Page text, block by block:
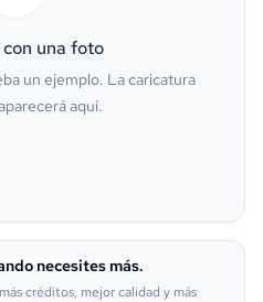
Minecraft
PS2
Neon Sign
una foto
un ejemplo. La caricatura
aquí.
necesites más.
créditos, mejor calidad y más